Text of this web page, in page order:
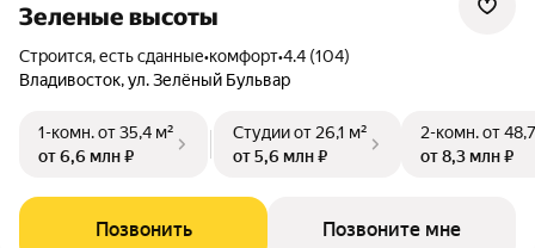
Зеленые высоты
Строится, есть сданные•комфорт•4.4 (104)
Владивосток, ул. Зелёный Бульвар
1-комн.от 35,4 м²
от 6,6 млн ₽
Студииот 26,1 м²
от 5,6 млн ₽
2-комн.от
от 8,3 млн ₽
Позвонить Позвоните мне